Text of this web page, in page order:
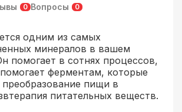
0 Вопросы 0
одним из самых
минералов в вашем
помогает в сотнях процессов,
ферментам, которые
пищи в
питательных веществ.